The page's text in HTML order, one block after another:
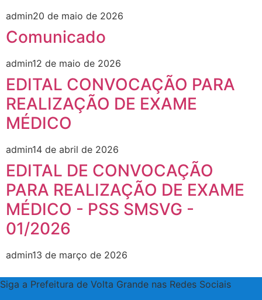
admin20 de maio de 2026
Comunicado
admin12 de maio de 2026
EDITAL CONVOCAÇÃO PARA
REALIZAÇÃO DE EXAME
MÉDICO
admin14 de abril de 2026
EDITAL DE CONVOCAÇÃO
PARA REALIZAÇÃO DE EXAME
MÉDICO - PSS SMSVG -
01/2026
admin13 de março de 2026
Siga a Prefeitura de Volta Grande nas Redes Sociais